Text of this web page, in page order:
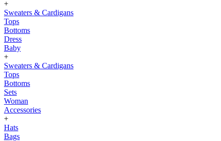
+
Sweaters & Cardigans
Tops
Bottoms
Dress
Baby
+
Sweaters & Cardigans
Tops
Bottoms
Sets
Woman
Accessories
+
Hats
Bags